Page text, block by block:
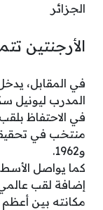
الجزائر
الأرجنتين
في المقابل،
المدرب ليونيل
في الاحتفاظ
و1962.
كما يواصل
إضافة لقب
مكانته بين أعظم